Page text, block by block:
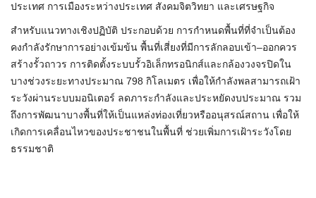
ประเทศ การเมืองระหว่างประเทศ สังคมจิตวิทยา และเศรษฐกิจ
สำหรับแนวทางเชิงปฏิบัติ ประกอบด้วย การกำหนดพื้นที่ที่จำเป็นต้อง
คงกำลังรักษาการอย่างเข้มข้น พื้นที่เสี่ยงที่มีการลักลอบเข้า–ออกควร
สร้างรั้วถาวร การติดตั้งระบบรั้วอิเล็กทรอนิกส์และกล้องวงจรปิดใน
บางช่วงระยะทางประมาณ 798 กิโลเมตร เพื่อให้กำลังพลสามารถเฝ้า
ระวังผ่านระบบมอนิเตอร์ ลดภาระกำลังและประหยัดงบประมาณ รวม
ถึงการพัฒนาบางพื้นที่ให้เป็นแหล่งท่องเที่ยวหรืออนุสรณ์สถาน เพื่อให้
เกิดการเคลื่อนไหวของประชาชนในพื้นที่ ช่วยเพิ่มการเฝ้าระวังโดย
ธรรมชาติ